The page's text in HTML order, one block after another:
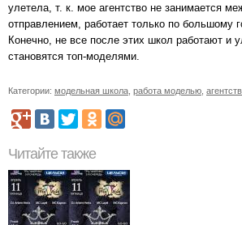
улетела, т. к. мое агентство не занимается
отправлением, работает только по большому
Конечно, не все после этих школ работают и
становятся топ-моделями.
Категории: модельная школа работа моделью
Читайте также